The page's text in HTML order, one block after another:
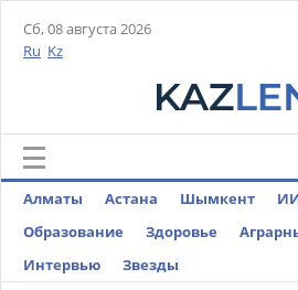
Сб, 08 августа 2026
Ru Kz
Алматы Астана Шымкент
Образование
Здоровье
Интервью
Звезды